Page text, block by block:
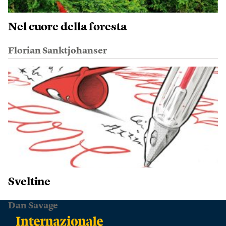
Nel cuore della foresta
Florian Sanktjohanser
Sveltine
Dan Savage